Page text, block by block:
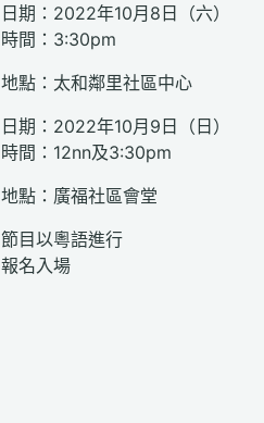
日期：2022年10月8日（六）
時間：3:30pm
地點：太和鄰里社區中心
日期：2022年10月9日（日）
時間：12nn及3:30pm
地點：廣福社區會堂
節目以粵語進行
報名入場